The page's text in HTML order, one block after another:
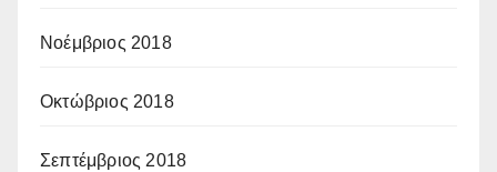
Νοέμβριος 2018
Οκτώβριος 2018
Σεπτέμβριος 2018